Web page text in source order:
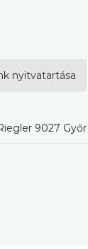
nyitvatartása
9027